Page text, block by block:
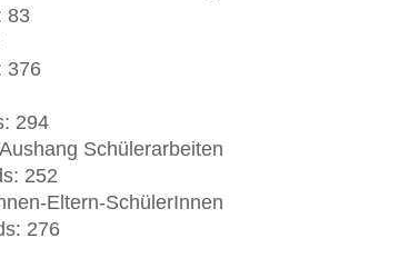
83
376
294
Schülerarbeiten
252
Eltern-SchülerInnen
276